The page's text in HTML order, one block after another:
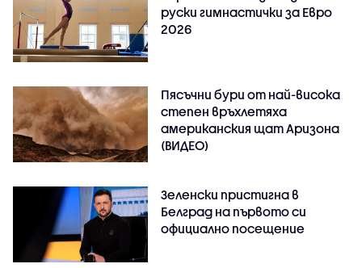
руски гимнастички за Евро
2026
Пясъчни бури от най-висока
степен връхлетяха
американския щат Аризона
(ВИДЕО)
Зеленски пристигна в
Белград на първото си
официално посещение